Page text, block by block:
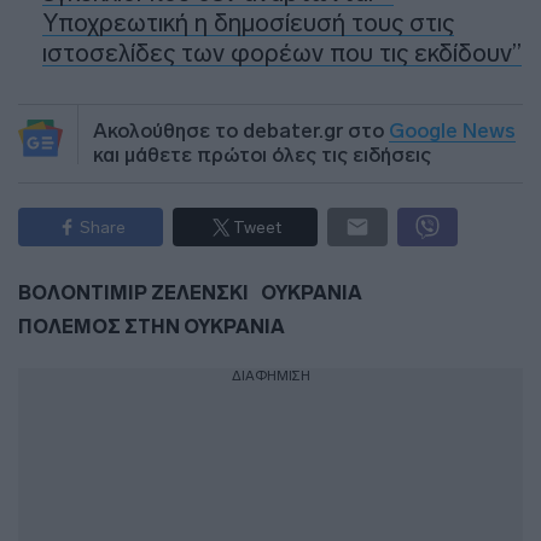
Υποχρεωτική η δημοσίευσή τους στις
ιστοσελίδες των φορέων που τις εκδίδουν”
Ακολούθησε το debater.gr στο Google News
και μάθετε πρώτοι όλες τις ειδήσεις
Share Tweet
ΒΟΛΟΝΤΙΜΙΡ ΖΕΛΕΝΣΚΙ
ΟΥΚΡΑΝΙΑ
ΠΟΛΕΜΟΣ ΣΤΗΝ ΟΥΚΡΑΝΙΑ
ΔΙΑΦΗΜΙΣΗ